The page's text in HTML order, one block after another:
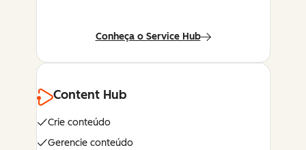
Conheça o Service Hub
Content Hub
Crie conteúdo
Gerencie conteúdo